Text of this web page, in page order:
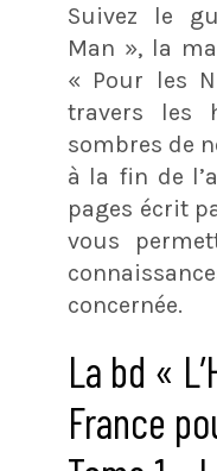
Suivez le
Man », la
« Pour les
travers les
sombres de
à la fin de
pages écrit
vous
concernée.
La bd «
France